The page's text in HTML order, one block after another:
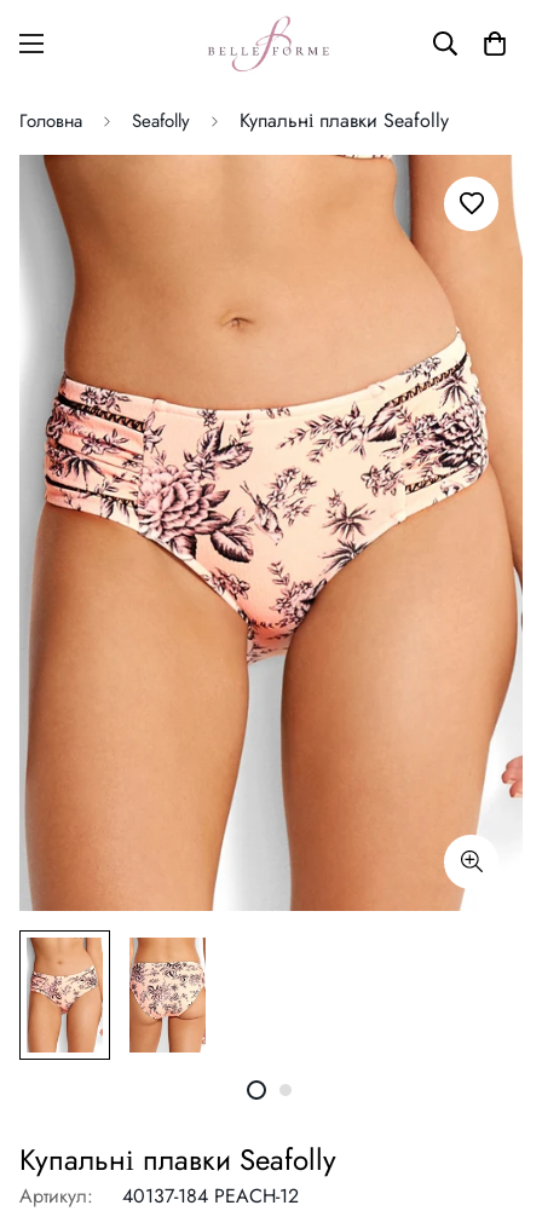
Головна Seafolly Купальні плавки Seafolly
Купальні плавки Seafolly
Артикул:
40137-184 PEACH-12